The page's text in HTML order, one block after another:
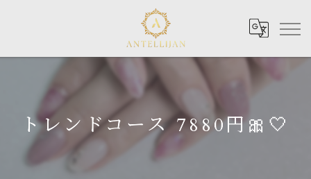
トレンドコース 7880円🎀🤍